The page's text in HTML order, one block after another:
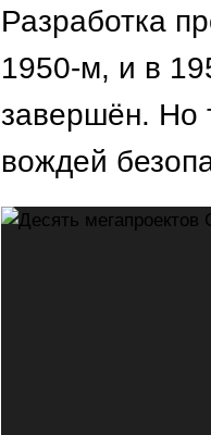
Разработка
1950-м, и в
завершён. Но
вождей